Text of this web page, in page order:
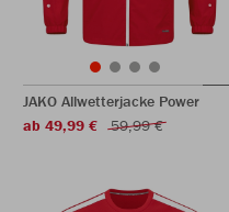
JAKO Allwetterjacke Power
ab 49,99 €
59,99 €